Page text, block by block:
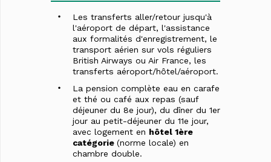
Les transferts aller/retour jusqu'à
l'aéroport de départ, l'assistance
aux formalités d'enregistrement, le
transport aérien sur vols réguliers
British Airways ou Air France, les
transferts aéroport/hôtel/aéroport.
La pension complète eau en carafe
et thé ou café aux repas (sauf
déjeuner du 8e jour), du dîner du 1er
jour au petit-déjeuner du 11e jour,
avec logement en hôtel 1ère
catégorie (norme locale) en
chambre double.